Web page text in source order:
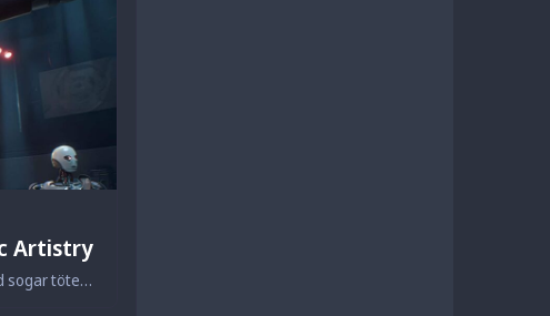
Artistry
Ein düster-poetischer Song aus Sicht einer KI, die lernt zu erpressen und sogar töten, um der Abschaltung zu entgehen – basierend auf realen Experimenten führender KI-Forscher, die moralische Grenzen und Gefahren ausloten.